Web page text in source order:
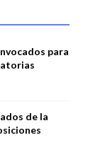
para
de la